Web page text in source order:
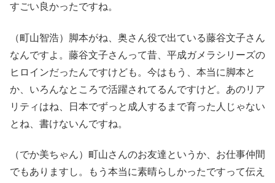
すごい良かったですね。
（町山智浩）脚本がね、奥さん役で出ている藤谷文子さん
なんですよ。藤谷文子さんって昔、平成ガメラシリーズの
ヒロインだったんですけども。今はもう、本当に脚本と
か、いろんなところで活躍されてるんですけど。あのリア
リティはね、日本でずっと成人するまで育った人じゃない
とね、書けないんですね。
（でか美ちゃん）町山さんのお友達というか、お仕事仲間
でもありますし。もう本当に素晴らしかったですって伝え